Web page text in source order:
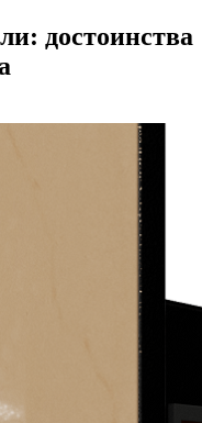
достоинства